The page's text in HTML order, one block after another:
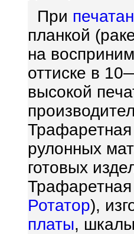
При
планкой
на
оттиске в
высокой
Трафаретная
рулонных
готовых
Ротатор),
платы,